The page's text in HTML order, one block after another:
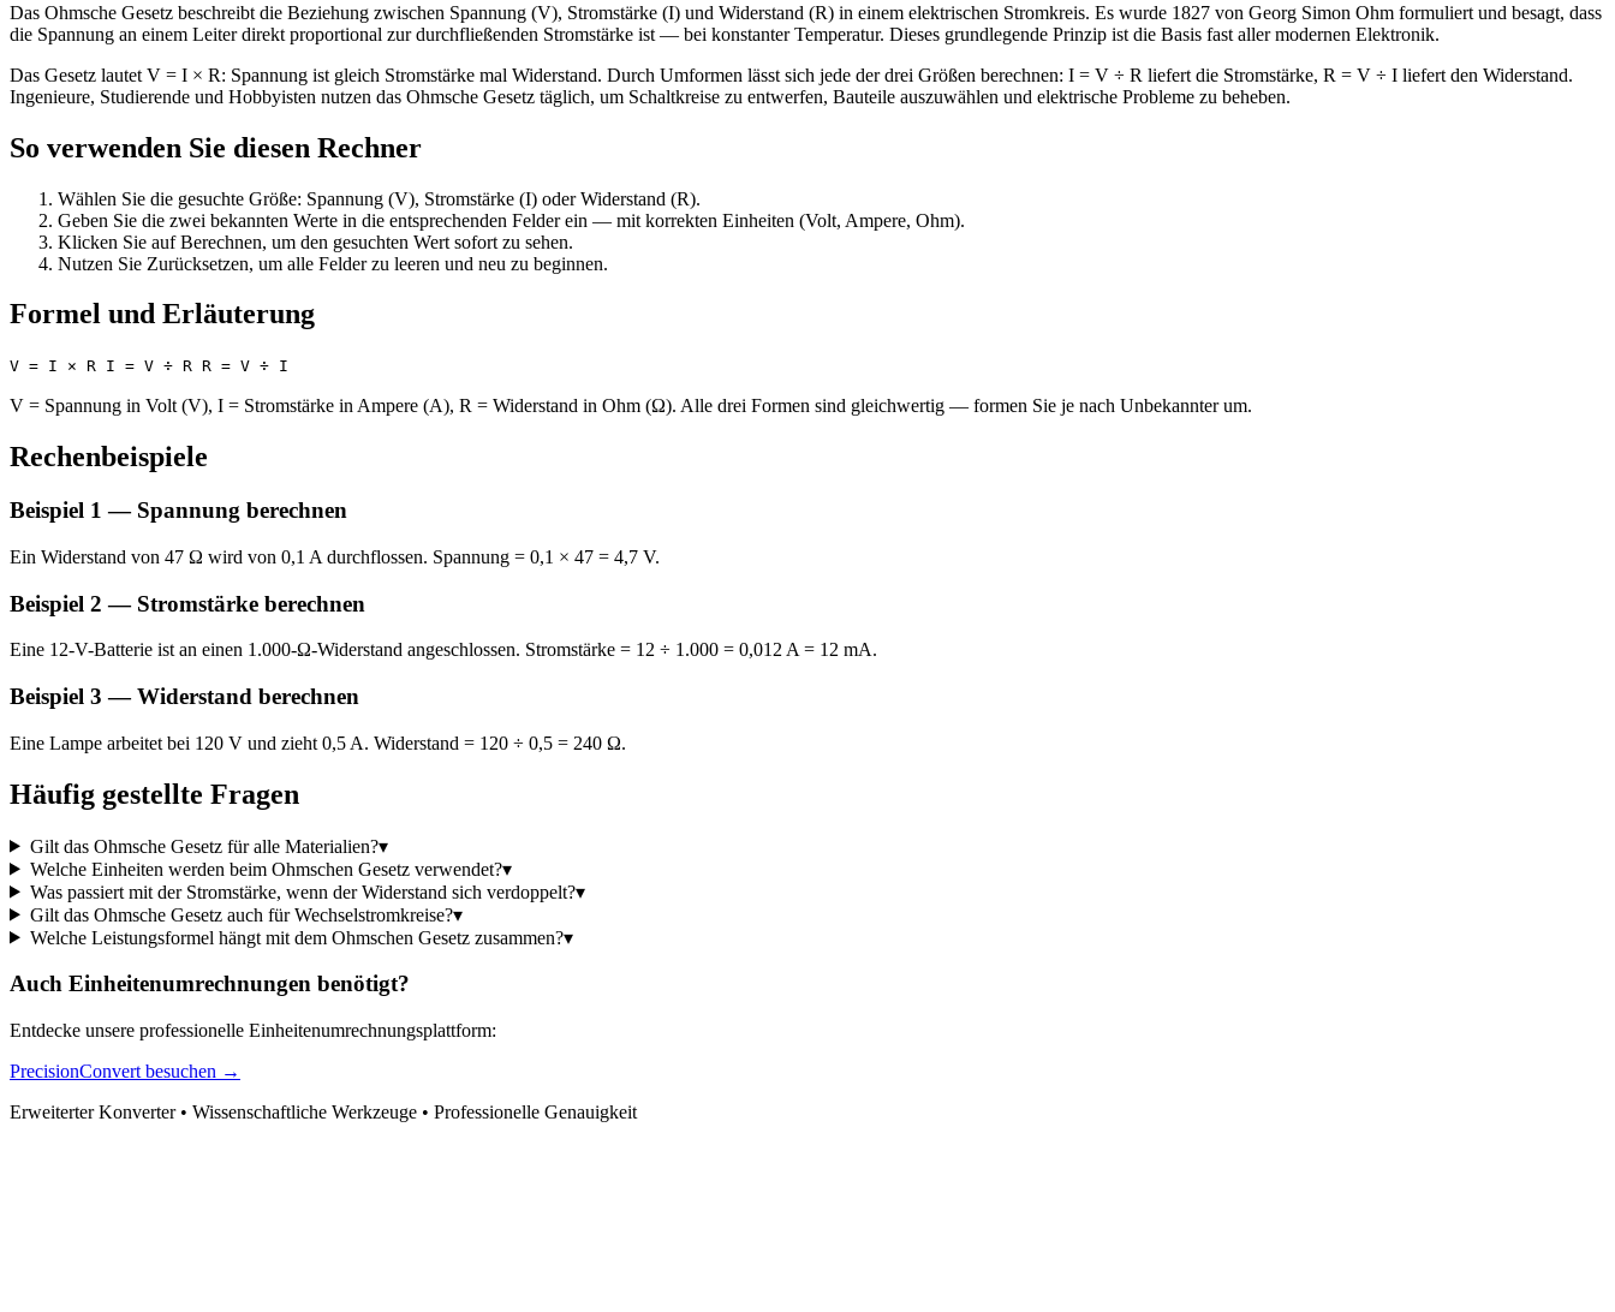
Das Ohmsche Gesetz beschreibt die Beziehung zwischen Spannung (V), Stromstärke (I) und Widerstand (R) in einem elektrischen Stromkreis. Es wurde 1827 von Georg Simon Ohm formuliert und besagt, dass
die Spannung an einem Leiter direkt proportional zur durchfließenden Stromstärke ist — bei konstanter Temperatur. Dieses grundlegende Prinzip ist die Basis fast aller modernen Elektronik.
Das Gesetz lautet V = I × R: Spannung ist gleich Stromstärke mal Widerstand. Durch Umformen lässt sich jede der drei Größen berechnen: I = V ÷ R liefert die Stromstärke, R = V ÷ I liefert den Widerstand.
Ingenieure, Studierende und Hobbyisten nutzen das Ohmsche Gesetz täglich, um Schaltkreise zu entwerfen, Bauteile auszuwählen und elektrische Probleme zu beheben.
So verwenden Sie diesen Rechner
Wählen Sie die gesuchte Größe: Spannung (V), Stromstärke (I) oder Widerstand (R).
Geben Sie die zwei bekannten Werte in die entsprechenden Felder ein — mit korrekten Einheiten (Volt, Ampere, Ohm).
Klicken Sie auf Berechnen, um den gesuchten Wert sofort zu sehen.
Nutzen Sie Zurücksetzen, um alle Felder zu leeren und neu zu beginnen.
Formel und Erläuterung
V = I × R I = V ÷ R R = V ÷ I
V = Spannung in Volt (V), I = Stromstärke in Ampere (A), R = Widerstand in Ohm (Ω). Alle drei Formen sind gleichwertig — formen Sie je nach Unbekannter um.
Rechenbeispiele
Beispiel 1 — Spannung berechnen
Ein Widerstand von 47 Ω wird von 0,1 A durchflossen. Spannung = 0,1 × 47 = 4,7 V.
Beispiel 2 — Stromstärke berechnen
Eine 12-V-Batterie ist an einen 1.000-Ω-Widerstand angeschlossen. Stromstärke = 12 ÷ 1.000 = 0,012 A = 12 mA.
Beispiel 3 — Widerstand berechnen
Eine Lampe arbeitet bei 120 V und zieht 0,5 A. Widerstand = 120 ÷ 0,5 = 240 Ω.
Häufig gestellte Fragen
Gilt das Ohmsche Gesetz für alle Materialien?▾
Welche Einheiten werden beim Ohmschen Gesetz verwendet?▾
Was passiert mit der Stromstärke, wenn der Widerstand sich verdoppelt?▾
Gilt das Ohmsche Gesetz auch für Wechselstromkreise?▾
Welche Leistungsformel hängt mit dem Ohmschen Gesetz zusammen?▾
Auch Einheitenumrechnungen benötigt?
Entdecke unsere professionelle Einheitenumrechnungsplattform:
PrecisionConvert besuchen →
Erweiterter Konverter • Wissenschaftliche Werkzeuge • Professionelle Genauigkeit